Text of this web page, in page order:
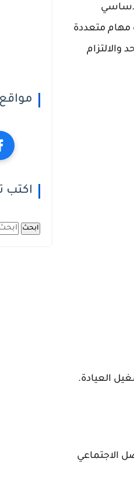
مهام متعددة
والالتزام
العيادة.
الاجتماعي
ابحث